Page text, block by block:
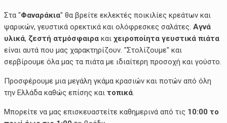
Στα "Φαναράκια" θα βρείτε εκλεκτές ποικιλίες κρεάτων και
ψαρικών, γευστικά ορεκτικά και ολόφρεσκες σαλάτες. Αγνά
υλικά, ζεστή ατμόσφαιρα και χειροποίητα γευστικά πιάτα
είναι αυτά που μας χαρακτηρίζουν. "Στολίζουμε" και
σερβίρουμε όλα μας τα πιάτα με ιδιαίτερη προσοχή και γούστο.
Προσφέρουμε μια μεγάλη γκάμα κρασιών και ποτών από όλη
την Ελλάδα καθώς επίσης και τοπικά.
Μπορείτε να μας επισκευαστείτε καθημερινά από τις 10:00 το